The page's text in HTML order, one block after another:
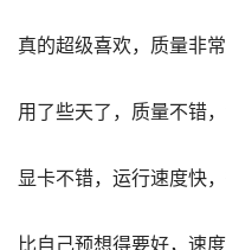
真的超级喜欢，质量非
用了些天了，质量不错
显卡不错，运行速度快
比自己预想得要好，速